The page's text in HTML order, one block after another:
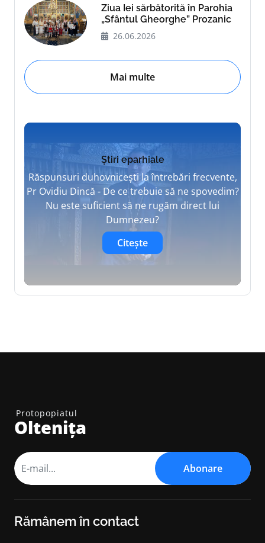
Ziua Iei sărbătorită în Parohia
„Sfântul Gheorghe” Prozanic
26.06.2026
Mai multe
Știri eparhiale
Răspunsuri duhovnicești la întrebări frecvente,
Pr Ovidiu Dincă - De ce trebuie să ne spovedim?
Nu este suficient să ne rugăm direct lui
Dumnezeu?
Citește
Protopopiatul
Oltenița
Abonare
Rămânem în contact